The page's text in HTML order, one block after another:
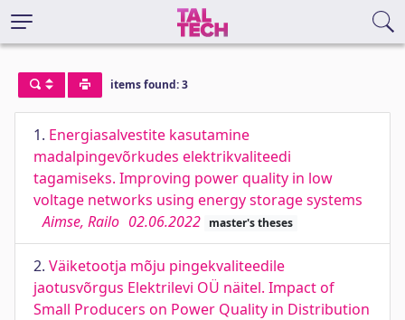
items found: 3
1. Energiasalvestite kasutamine
madalpingevõrkudes elektrikvaliteedi
tagamiseks. Improving power quality in low
voltage networks using energy storage systems
Aimse, Railo 02.06.2022 master's theses
2. Väiketootja mõju pingekvaliteedile
jaotusvõrgus Elektrilevi OÜ näitel. Impact of
Small Producers on Power Quality in Distribution